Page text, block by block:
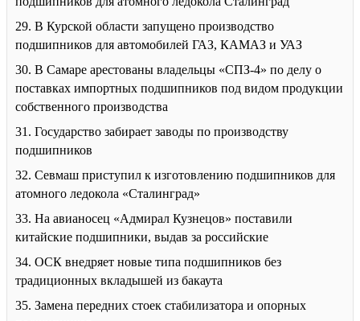
29. В Курской области запущено производство
подшипников для автомобилей ГАЗ, КАМАЗ и УАЗ
30. В Самаре арестованы владельцы «СПЗ-4» по делу о
поставках импортных подшипников под видом продукции
собственного производства
31. Государство забирает заводы по производству
подшипников
32. Севмаш приступил к изготовлению подшипников для
атомного ледокола «Сталинград»
33. На авианосец «Адмирал Кузнецов» поставили
китайские подшипники, выдав за российские
34. ОСК внедряет новые типа подшипников без
традиционных вкладышей из бакаута
35. Замена передних стоек стабилизатора и опорных